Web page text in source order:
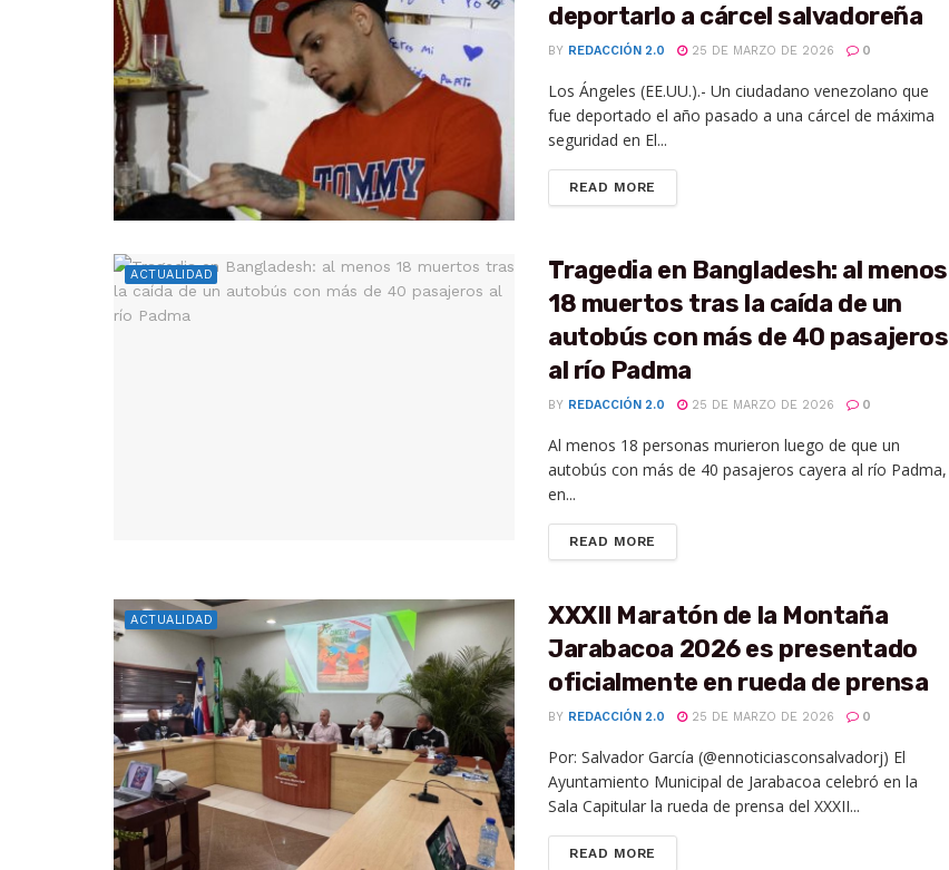
deportarlo a cárcel salvadoreña
BY REDACCIÓN 2.0 25 DE MARZO DE 2026 0
Los Ángeles (EE.UU.).- Un ciudadano venezolano que
fue deportado el año pasado a una cárcel de máxima
seguridad en El...
READ MORE
ACTUALIDAD
Tragedia en Bangladesh: al menos
18 muertos tras la caída de un
autobús con más de 40 pasajeros
al río Padma
BY REDACCIÓN 2.0 25 DE MARZO DE 2026 0
Al menos 18 personas murieron luego de que un
autobús con más de 40 pasajeros cayera al río Padma,
en...
READ MORE
ACTUALIDAD
XXXII Maratón de la Montaña
Jarabacoa 2026 es presentado
oficialmente en rueda de prensa
BY REDACCIÓN 2.0 25 DE MARZO DE 2026 0
Por: Salvador García (@ennoticiasconsalvadorj) El
Ayuntamiento Municipal de Jarabacoa celebró en la
Sala Capitular la rueda de prensa del XXXII...
READ MORE